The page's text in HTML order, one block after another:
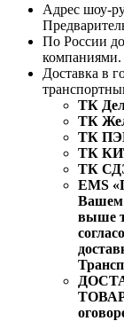
Адрес шоу-
По России
компаниями.
Доставка в
ТК
ТК
ТК
ТК
ТК
EMS
Вашем
выше